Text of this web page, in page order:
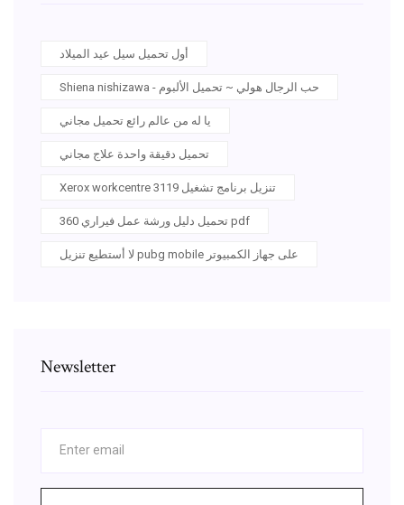
أول تحميل سيل عيد الميلاد
Shiena nishizawa - حب الرجال هولي ~ تحميل الألبوم
يا له من عالم رائع تحميل مجاني
تحميل دقيقة واحدة علاج مجاني
Xerox workcentre 3119 تنزيل برنامج تشغيل
تحميل دليل ورشة عمل فيراري 360 pdf
لا أستطيع تنزيل pubg mobile على جهاز الكمبيوتر
Newsletter